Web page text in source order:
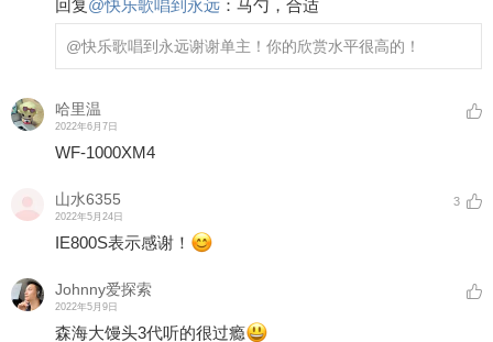
回复@快乐歌唱到永远 ： 马勺，合适
@快乐歌唱到永远谢谢单主！你的欣赏水平很高的！
哈里温
2022年6月7日
WF-1000XM4
山水6355
2022年5月24日
3
IE800S表示感谢！
Johnny爱探索
2022年5月9日
森海大馒头3代听的很过瘾